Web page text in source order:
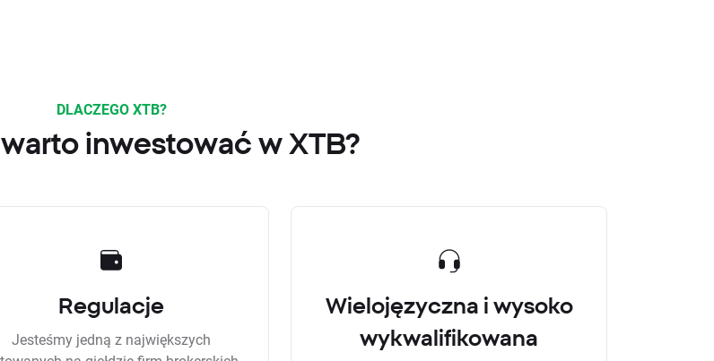
DLACZEGO XTB?
inwestować w XTB?
Regulacje
Jesteśmy jedną z największych
Wielojęzyczna i wysoko
wykwalifikowana